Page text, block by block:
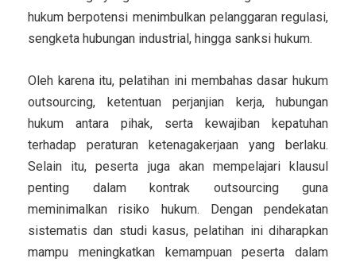
hukum berpotensi menimbulkan pelanggaran regulasi,
sengketa hubungan industrial, hingga sanksi hukum.
Oleh karena itu, pelatihan ini membahas dasar hukum
outsourcing, ketentuan perjanjian kerja, hubungan
hukum antara pihak, serta kewajiban kepatuhan
terhadap peraturan ketenagakerjaan yang berlaku.
Selain itu, peserta juga akan mempelajari klausul
penting dalam kontrak outsourcing guna
meminimalkan risiko hukum. Dengan pendekatan
sistematis dan studi kasus, pelatihan ini diharapkan
mampu meningkatkan kemampuan peserta dalam